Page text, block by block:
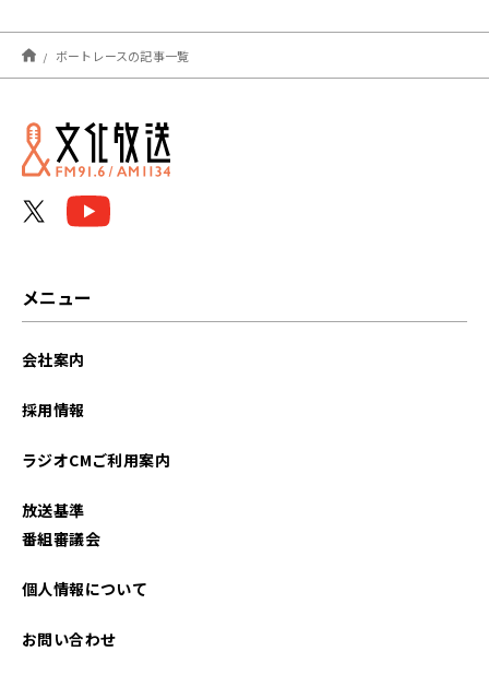
2026年08月
2026年07月
2026年06月
2025年09月
ボートレースの記事一覧
メニュー
会社案内
採用情報
ラジオCMご利用案内
放送基準
番組審議会
個人情報について
お問い合わせ